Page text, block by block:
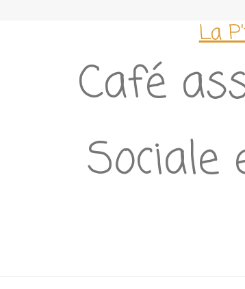
La
Café
Sociale